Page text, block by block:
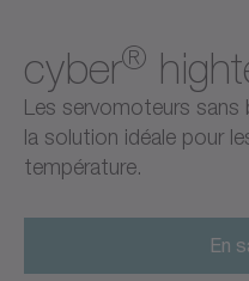
cyber®
Les servomoteurs sans
la solution idéale pour
température.
En